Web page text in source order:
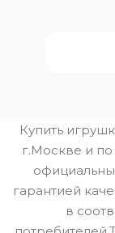
Купить
г.Москве и
гарантией
в